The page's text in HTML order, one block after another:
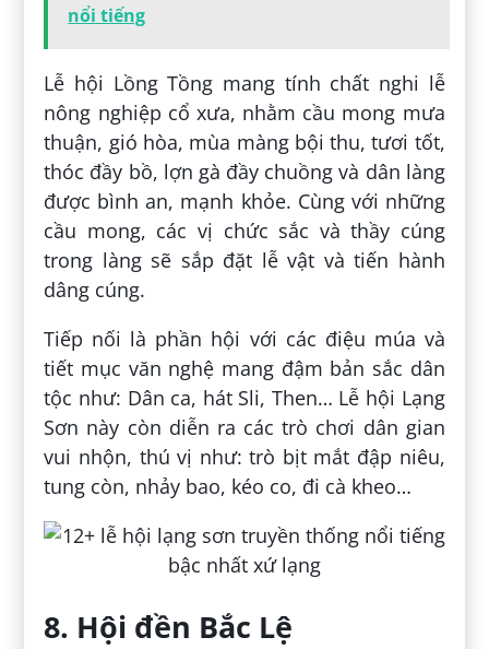
nổi tiếng
Lễ hội Lồng Tồng mang tính chất nghi lễ
nông nghiệp cổ xưa, nhằm cầu mong mưa
thuận, gió hòa, mùa màng bội thu, tươi tốt,
thóc đầy bồ, lợn gà đầy chuồng và dân làng
được bình an, mạnh khỏe. Cùng với những
cầu mong, các vị chức sắc và thầy cúng
trong làng sẽ sắp đặt lễ vật và tiến hành
dâng cúng.
Tiếp nối là phần hội với các điệu múa và
tiết mục văn nghệ mang đậm bản sắc dân
tộc như: Dân ca, hát Sli, Then… Lễ hội Lạng
Sơn này còn diễn ra các trò chơi dân gian
vui nhộn, thú vị như: trò bịt mắt đập niêu,
tung còn, nhảy bao, kéo co, đi cà kheo…
8. Hội đền Bắc Lệ